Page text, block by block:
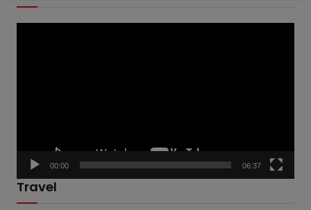
d
00:00 06:37
Travel